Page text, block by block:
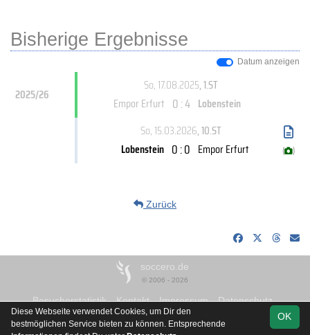
Bisherige Ergebnisse
Datum anzeigen
2025/26
So, 17.08.2025, 1.ST
Empor Erfurt 0 : 4 Lobenstein
So, 15.03.2026, 10.ST
Lobenstein 0 : 0 Empor Erfurt ( )
Zurück
soccero.de
© 2006 - 2026
Besucherstatistik Kontakt Impressum
Datenschutz
OK
Diese Webseite verwendet Cookies, um Dir den
bestmöglichen Service bieten zu können. Entsprechende